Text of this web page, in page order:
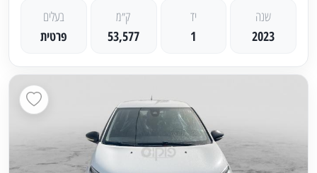
שנה
2023
יד
1
ק״מ
53,577
בעלים
פרטית